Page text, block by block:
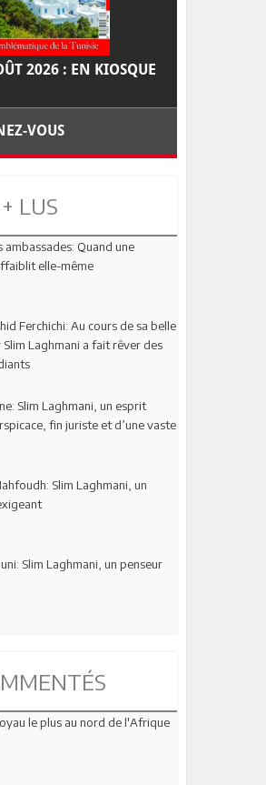
2026 : EN KIOSQUE
VOUS
LUS
ambassades: Quand une
elle-même
Ferchichi: Au cours de sa belle
Slim Laghmani a fait rêver des
Slim Laghmani, un esprit
fin juriste et d’une vaste
Slim Laghmani, un
Slim Laghmani, un penseur
le plus au nord de l'Afrique